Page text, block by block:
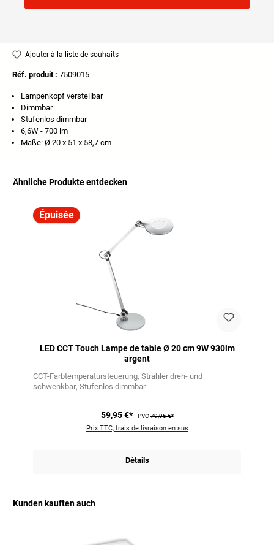
Ajouter à la liste de souhaits
Réf. produit : 7509015
Lampenkopf verstellbar
Dimmbar
Stufenlos dimmbar
6,6W - 700 lm
Maße: Ø 20 x 51 x 58,7 cm
Ähnliche Produkte entdecken
Épuisée
LED CCT Touch Lampe de table Ø 20 cm 9W 930lm
argent
CCT-Farbtemperatursteuerung Strahler dreh- und
schwenkbar Stufenlos dimmbar
59,95 €* PVC79,95 €*
Prix TTC, frais de livraison en sus
Détails
Kunden kauften auch